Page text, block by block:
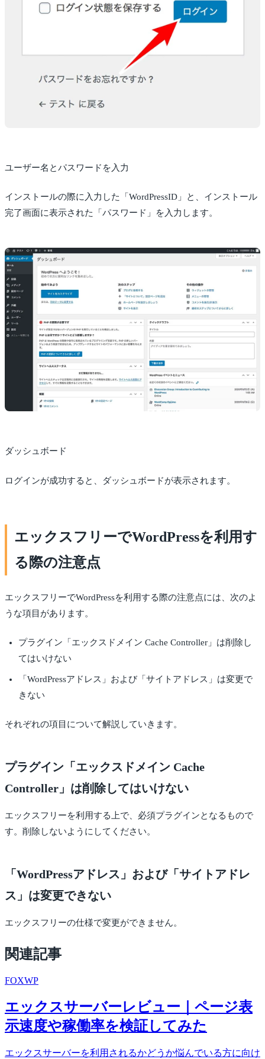
ユーザー名とパスワードを入力
インストールの際に入力した「WordPressID」と、インストール
完了画面に表示された「パスワード」を入力します。
ダッシュボード
ログインが成功すると、ダッシュボードが表示されます。
エックスフリーでWordPressを利用す
る際の注意点
エックスフリーでWordPressを利用する際の注意点には、次のよ
うな項目があります。
プラグイン「エックスドメイン Cache Controller」は削除し
てはいけない
「WordPressアドレス」および「サイトアドレス」は変更で
きない
それぞれの項目について解説していきます。
プラグイン「エックスドメイン Cache
Controller」は削除してはいけない
エックスフリーを利用する上で、必須プラグインとなるもので
す。削除しないようにしてください。
「WordPressアドレス」および「サイトアドレ
ス」は変更できない
エックスフリーの仕様で変更ができません。
関連記事
FOXWP
エックスサーバーレビュー｜ページ表
示速度や稼働率を検証してみた
エックスサーバーを利用されるかどうか悩んでいる方に向け